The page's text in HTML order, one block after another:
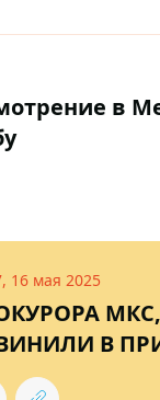
в
16 мая 2025
В